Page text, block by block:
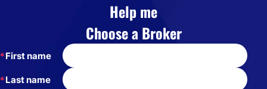
Help me
Choose a Broker
First name
Last name